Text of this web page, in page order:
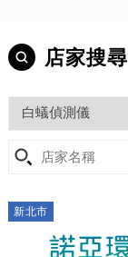
店家搜尋
新北市